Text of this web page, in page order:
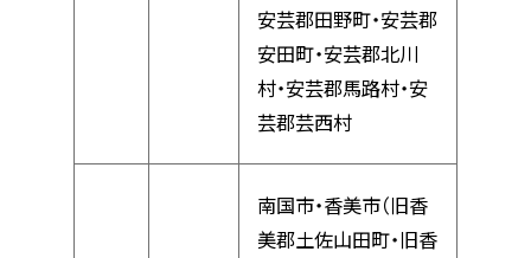
安芸郡田野町・安芸郡
安田町・安芸郡北川
村・安芸郡馬路村・安
芸郡芸西村
南国市・香美市（旧香
美郡土佐山田町・旧香